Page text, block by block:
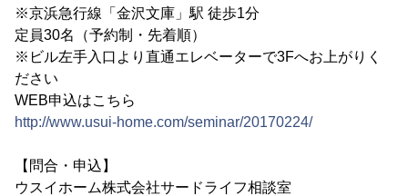
※京浜急行線「金沢文庫」駅 徒歩1分
定員30名（予約制・先着順）
※ビル左手入口より直通エレベーターで3Fへお上がりく
ださい
WEB申込はこちら
http://www.usui-home.com/seminar/20170224/
【問合・申込】
ウスイホーム株式会社サードライフ相談室